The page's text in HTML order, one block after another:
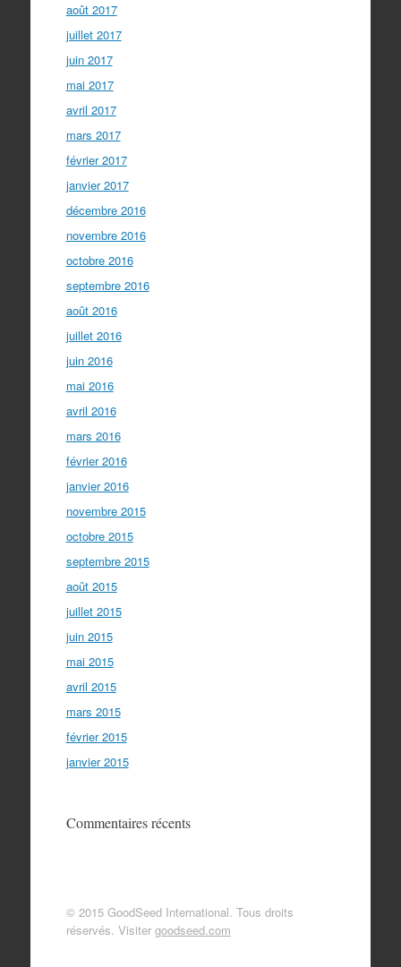
août 2017
juillet 2017
juin 2017
mai 2017
avril 2017
mars 2017
février 2017
janvier 2017
décembre 2016
novembre 2016
octobre 2016
septembre 2016
août 2016
juillet 2016
juin 2016
mai 2016
avril 2016
mars 2016
février 2016
janvier 2016
novembre 2015
octobre 2015
septembre 2015
août 2015
juillet 2015
juin 2015
mai 2015
avril 2015
mars 2015
février 2015
janvier 2015
Commentaires récents
© 2015 GoodSeed International. Tous droits
réservés. Visiter goodseed.com